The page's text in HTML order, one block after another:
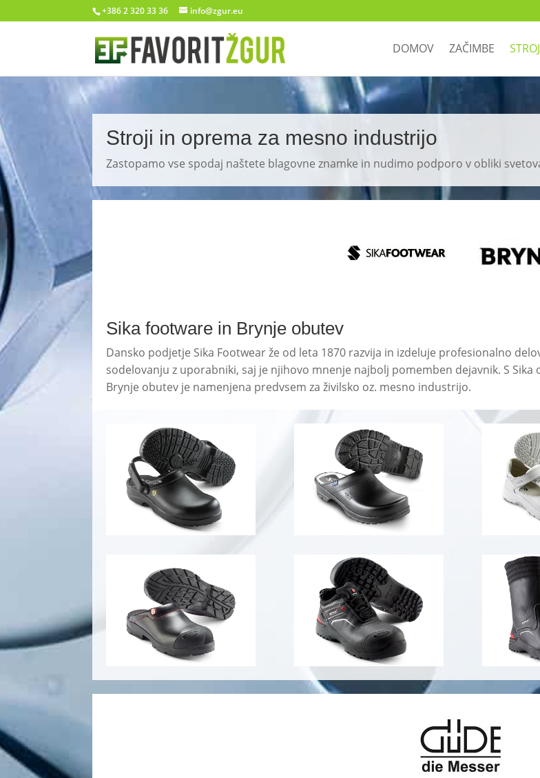
+386 2 320 33 36 info@zgur.eu
DOMOV ZAČIMBE
Stroji in oprema za mesno industrijo
Zastopamo vse spodaj naštete blagovne znamke in nudimo podporo v obliki
Sika footware in Brynje obutev
Dansko podjetje Sika Footwear že od leta 1870 razvija in izdeluje profesionalno
sodelovanju z uporabniki, saj je njihovo mnenje najbolj pomemben dejavnik. S
Brynje obutev je namenjena predvsem za živilsko oz. mesno industrijo.